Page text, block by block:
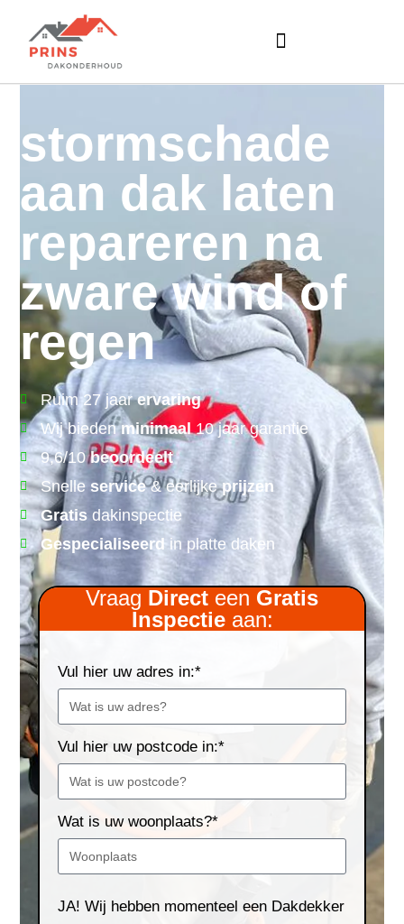
stormschade
aan dak laten
repareren na
zware wind of
regen
Ruim 27 jaarervaring
Wij biedenminimaal10 jaar garantie
9,6/10beoordeelt
Snelle service& eerlijkeprijzen
Gratisdakinspectie
Gespecialiseerdin platte daken
Vraag Direct een Gratis
Inspectieaan:
Vul hier uw adres in:*
Vul hier uw postcode in:*
Wat is uw woonplaats?*
JA! Wij hebben momenteel een Dakdekker